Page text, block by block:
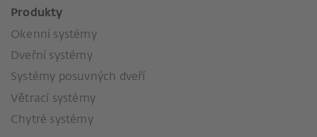
Produkty
Okenní systémy
Dveřní systémy
Systémy posuvných dveří
Větrací systémy
Chytré systémy